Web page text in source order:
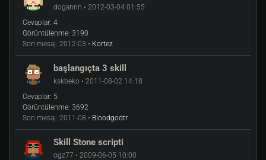
dogannn • 2012-03-04 01:55
Cevaplar: 4
Görüntülenme: 3190
Son mesaj: 2012-03 • Kortez
başlangıçta 3 skill
kskbeko • 2011-08-02 14:18
Cevaplar: 5
Görüntülenme: 3692
Son mesaj: 2011-08 • Bloodgodtr
Skill Stone scripti
ogz77 • 2009-06-05 10:00